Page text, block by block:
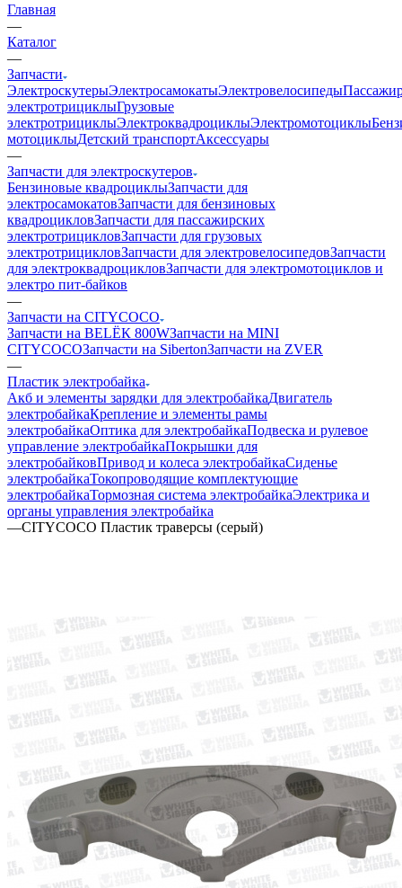
Главная
—
Каталог
—
Запчасти
ЭлектроскутерыЭлектросамокатыЭлектровелосипеды
электротрициклыГрузовые
электротрициклыЭлектроквадроциклыЭлектромотоциклы
мотоциклыДетский транспортАксессуары
—
Запчасти для электроскутеров
Бензиновые квадроциклыЗапчасти для
электросамокатовЗапчасти для бензиновых
квадроцикловЗапчасти для пассажирских
электротрицикловЗапчасти для грузовых
электротрицикловЗапчасти для электровелосипедовЗапчасти
для электроквадроцикловЗапчасти для электромотоциклов и
электро пит-байков
—
Запчасти на CITYCOCO
Запчасти на BELЁК 800WЗапчасти на MINI
CITYCOCOЗапчасти на SibertonЗапчасти на ZVER
—
Пластик электробайка
Акб и элементы зарядки для электробайкаДвигатель
электробайкаКрепление и элементы рамы
электробайкаОптика для электробайкаПодвеска и рулевое
управление электробайкаПокрышки для
электробайковПривод и колеса электробайкаСиденье
электробайкаТокопроводящие комплектующие
электробайкаТормозная система электробайкаЭлектрика и
органы управления электробайка
—CITYCOCO Пластик траверсы (серый)